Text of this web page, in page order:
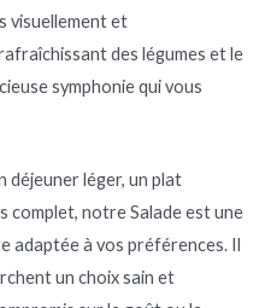
visuellement et
des légumes et le
symphonie qui vous
déjeuner léger, un plat
complet, notre Salade est une
adaptée à vos préférences. Il
un choix sain et